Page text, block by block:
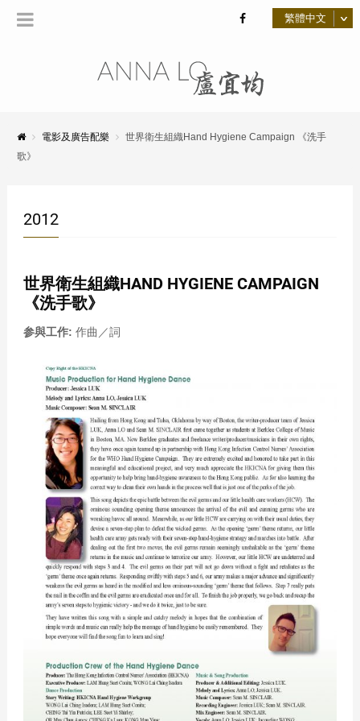
電影及廣告配樂
世界衛生組織Hand Hygiene Campaign 《洗手
歌》
2012
世界衛生組織HAND HYGIENE CAMPAIGN
《洗手歌》
参與工作: 作曲／詞